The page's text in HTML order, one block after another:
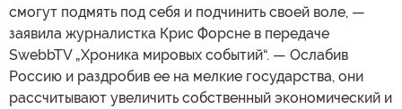
смогут подмять под себя и подчинить своей воле, —
заявила журналистка Крис Форсне в передаче
SwebbTV „Хроника мировых событий“. — Ослабив
Россию и раздробив ее на мелкие государства, они
рассчитывают увеличить собственный экономический и